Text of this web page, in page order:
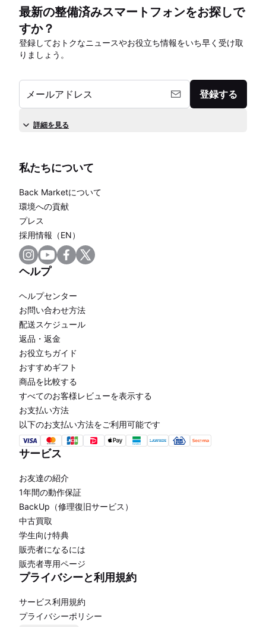
最新の整備済みスマートフォンをお探しで
すか？
登録しておトクなニュースやお役立ち情報をいち早く受け取
りましょう。
メールアドレス 登録する
詳細を見る
私たちについて
Back Marketについて
環境への貢献
プレス
採用情報（EN）
ヘルプ
ヘルプセンター
お問い合わせ方法
配送スケジュール
返品・返金
お役立ちガイド
おすすめギフト
商品を比較する
すべてのお客様レビューを表示する
お支払い方法
以下のお支払い方法をご利用可能です
サービス
お友達の紹介
1年間の動作保証
BackUp（修理復旧サービス）
中古買取
学生向け特典
販売者になるには
販売者専用ページ
プライバシーと利用規約
サービス利用規約
プライバシーポリシー